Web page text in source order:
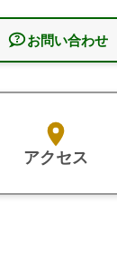
お問い合わせ
アクセス